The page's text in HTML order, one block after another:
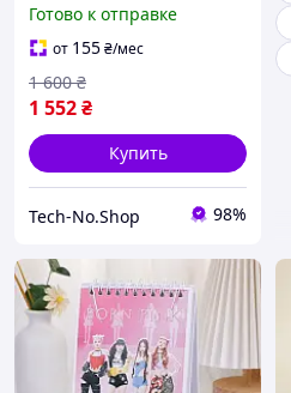
Снупи и сменными
блоками дат и месяцев
Готово к отправке
от 155₴/мес
1 552₴
1 600 ₴
Купить
Tech-No.Shop 98%